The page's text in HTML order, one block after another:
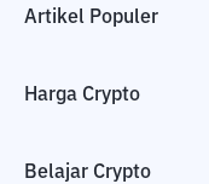
Artikel Populer
Harga Crypto
Belajar Crypto